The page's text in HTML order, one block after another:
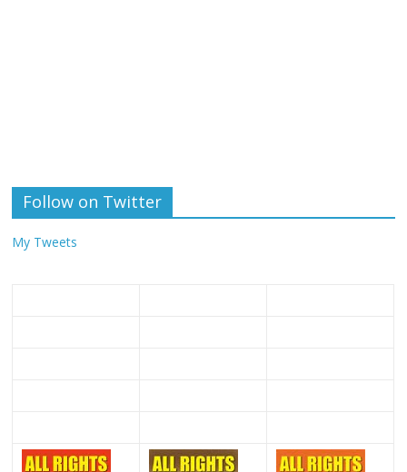
Follow on Twitter
My Tweets